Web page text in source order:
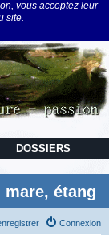
vous acceptez leur
site.
DOSSIERS
étang
Connexion